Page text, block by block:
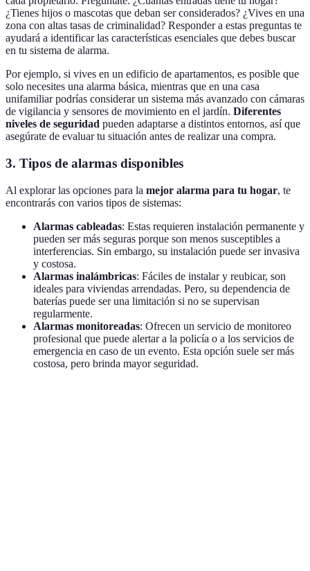
¿Tienes hijos o mascotas que deban ser considerados? ¿Vives en una
zona con altas tasas de criminalidad? Responder a estas preguntas te
ayudará a identificar las características esenciales que debes buscar
en tu sistema de alarma.
Por ejemplo, si vives en un edificio de apartamentos, es posible que
solo necesites una alarma básica, mientras que en una casa
unifamiliar podrías considerar un sistema más avanzado con cámaras
de vigilancia y sensores de movimiento en el jardín. Diferentes
niveles de seguridad pueden adaptarse a distintos entornos, así que
asegúrate de evaluar tu situación antes de realizar una compra.
3. Tipos de alarmas disponibles
Al explorar las opciones para la mejor alarma para tu hogar, te
encontrarás con varios tipos de sistemas:
Alarmas cableadas: Estas requieren instalación permanente y
pueden ser más seguras porque son menos susceptibles a
interferencias. Sin embargo, su instalación puede ser invasiva
y costosa.
Alarmas inalámbricas: Fáciles de instalar y reubicar, son
ideales para viviendas arrendadas. Pero, su dependencia de
baterías puede ser una limitación si no se supervisan
regularmente.
Alarmas monitoreadas: Ofrecen un servicio de monitoreo
profesional que puede alertar a la policía o a los servicios de
emergencia en caso de un evento. Esta opción suele ser más
costosa, pero brinda mayor seguridad.